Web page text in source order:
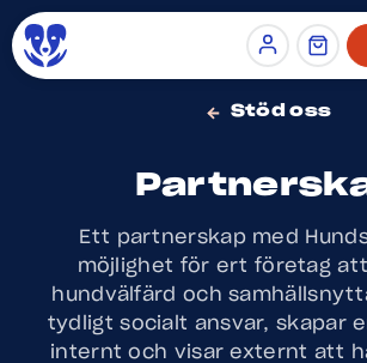
Sign in
Stöd oss
Ett partnerskap med
möjlighet för ert företag att
hundvälfärd och
tydligt socialt ansvar, skapar
internt och visar externt att